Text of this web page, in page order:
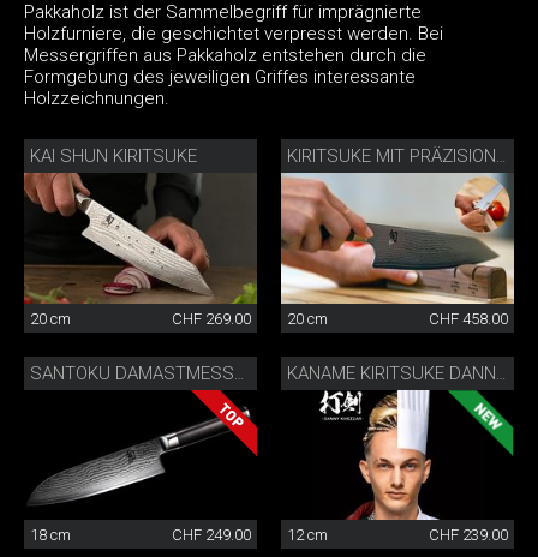
Pakkaholz ist der Sammelbegriff für imprägnierte
Holzfurniere, die geschichtet verpresst werden. Bei
Messergriffen aus Pakkaholz entstehen durch die
Formgebung des jeweiligen Griffes interessante
Holzzeichnungen.
KAI SHUN KIRITSUKE
20 cm CHF 269.00
KIRITSUKE MIT PRÄZISIONSMESSERSCHÄRFER
20 cm CHF 458.00
18 cm CHF 249.00 12 cm CHF 239.00